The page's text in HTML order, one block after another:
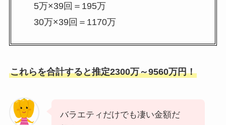
5万×39回＝195万
30万×39回＝1170万
これらを合計すると推定2300万～9560万円！
バラエティだけでも凄い金額だ